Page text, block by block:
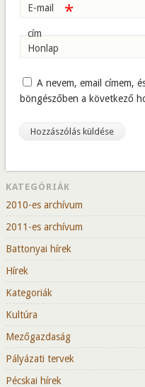
E-mail
cím
*
Honlap
A nevem, email címem,
böngészőben a következő
KATEGÓRIÁK
2010-es archívum
2011-es archívum
Battonyai hírek
Hírek
Kategoriák
Kultúra
Mezőgazdaság
Pályázati tervek
Pécskai hírek